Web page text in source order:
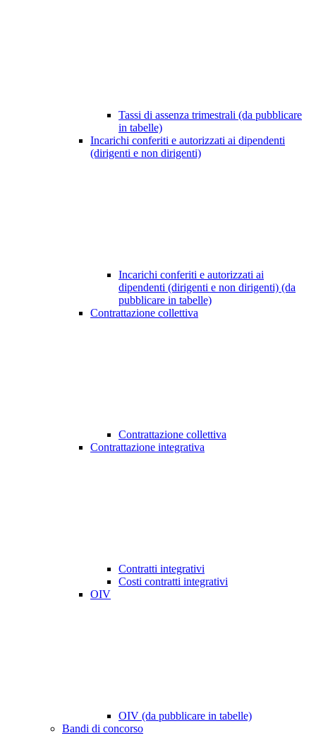
Tassi di assenza trimestrali (da pubblicare
in tabelle)
Incarichi conferiti e autorizzati ai dipendenti
(dirigenti e non dirigenti)
Incarichi conferiti e autorizzati ai
dipendenti (dirigenti e non dirigenti) (da
pubblicare in tabelle)
Contrattazione collettiva
Contrattazione collettiva
Contrattazione integrativa
Contratti integrativi
Costi contratti integrativi
OIV
OIV (da pubblicare in tabelle)
Bandi di concorso